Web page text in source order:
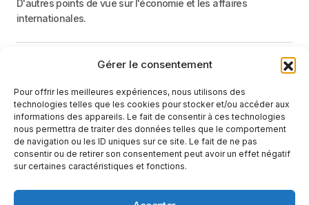
Gérer le consentement
Pour offrir les meilleures expériences, nous utilisons des
technologies telles que les cookies pour stocker et/ou accéder aux
informations des appareils. Le fait de consentir à ces technologies
nous permettra de traiter des données telles que le comportement
de navigation ou les ID uniques sur ce site. Le fait de ne pas
consentir ou de retirer son consentement peut avoir un effet négatif
sur certaines caractéristiques et fonctions.
D'autres points de vue sur l'économie et les affaires
internationales.
Catégories
Recevez une information neutre et factuelle
E-mail
En cliquant sur le bouton « S'abonner », vous confirmez que vous